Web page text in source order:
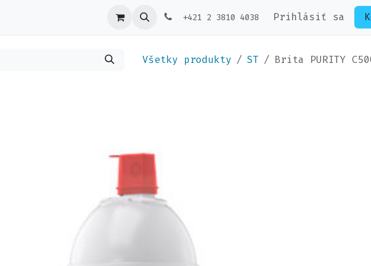
Výdajníky +421 2 3810 4038 Prihlásiť sa
Všetky produkty ST Brita PURITY